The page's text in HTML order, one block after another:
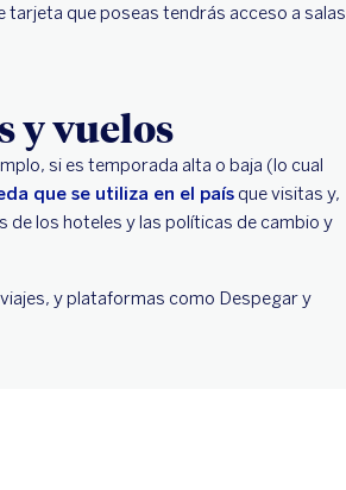
tarjeta que poseas tendrás acceso a salas
y vuelos
si es temporada alta o baja (lo cual
que se utiliza en el país que visitas y,
de los hoteles y las políticas de cambio y
y plataformas como Despegar y